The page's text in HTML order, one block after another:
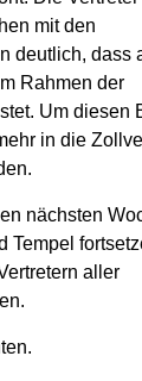
mit den
deutlich, dass
Rahmen der
Um diesen
in die
nächsten
Tempel
aller